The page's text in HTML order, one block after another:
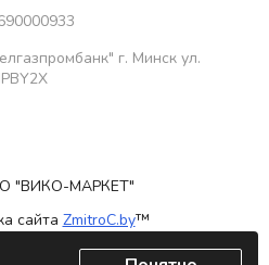
г. Минск ул.
"ВИКО-МАРКЕТ"
сайта ZmitroC.by™